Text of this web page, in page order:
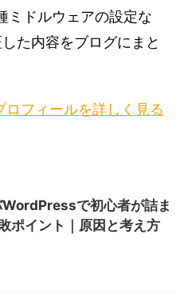
ミドルウェアの設定な
た内容をブログにまと
ロフィールを詳しく見る
WordPressで初心者が詰ま
ポイント｜原因と考え方